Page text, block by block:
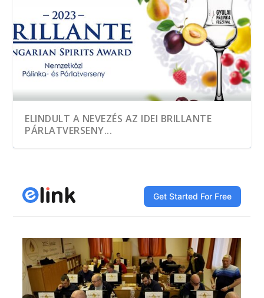
ELINDULT A NEVEZÉS AZ IDEI BRILLANTE
PÁRLATVERSENY...